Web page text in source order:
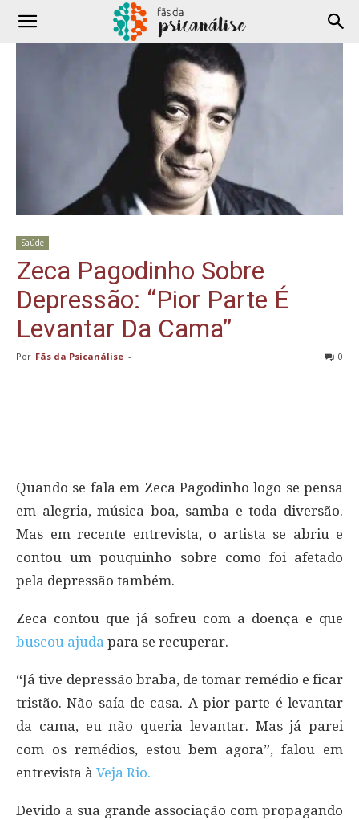
Saúde
Zeca Pagodinho Sobre
Depressão: “Pior Parte É
Levantar Da Cama”
Por Fãs da Psicanálise - 0
Quando se fala em Zeca Pagodinho logo se pensa
em alegria, música boa, samba e toda diversão.
Mas em recente entrevista, o artista se abriu e
contou um pouquinho sobre como foi afetado
pela depressão também.
Zeca contou que já sofreu com a doença e que
buscou ajuda para se recuperar.
“Já tive depressão braba, de tomar remédio e ficar
tristão. Não saía de casa. A pior parte é levantar
da cama, eu não queria levantar. Mas já parei
com os remédios, estou bem agora”, falou em
entrevista à Veja Rio.
Devido a sua grande associação com propagando